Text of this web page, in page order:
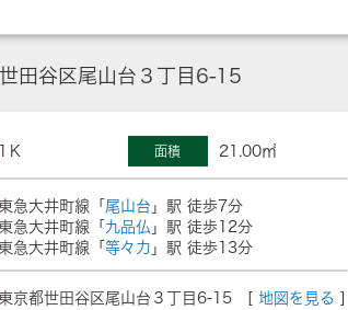
田谷区尾山台３丁目6-15
1Ｋ 面積 21.00㎡
急大井町線「 尾山台 」駅 徒歩7分
急大井町線「 九品仏 」駅 徒歩12分
急大井町線「 等々力 」駅 徒歩13分
京都世田谷区尾山台３丁目6-15 [ 地図を見る